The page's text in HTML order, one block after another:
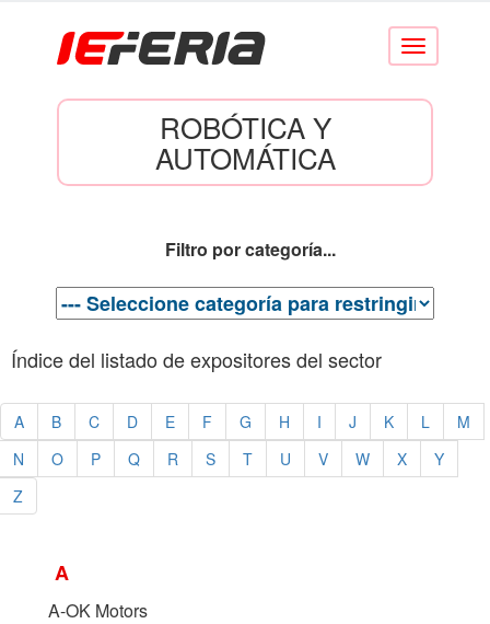
Conmutar
navegación
ROBÓTICA Y
AUTOMÁTICA
Filtro por categoría...
Índice del listado de expositores del sector
A B C D E F G H I J K L
M
N
O P Q R S T U V W X
Y
Z
A
A-OK Motors